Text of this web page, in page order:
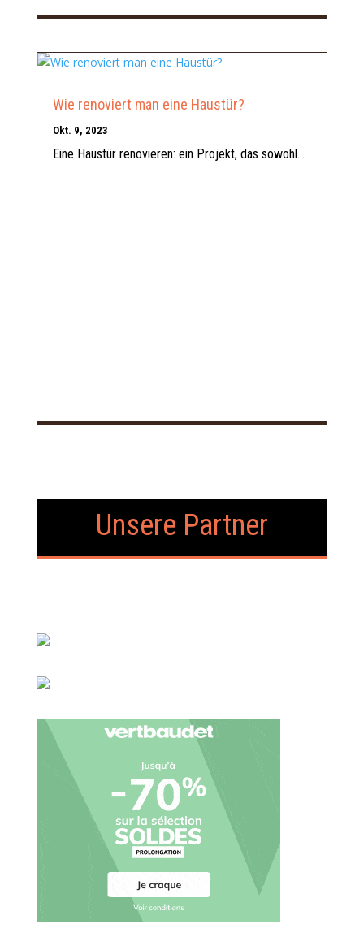
Wie renoviert man eine Haustür?
Okt. 9, 2023
Eine Haustür renovieren: ein Projekt, das sowohl...
Unsere Partner